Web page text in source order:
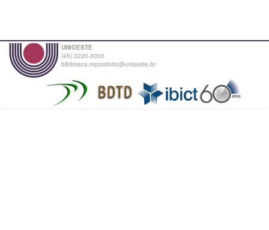
UNIOESTE
(45) 3220-3000
biblioteca.repositorio@unioeste.br